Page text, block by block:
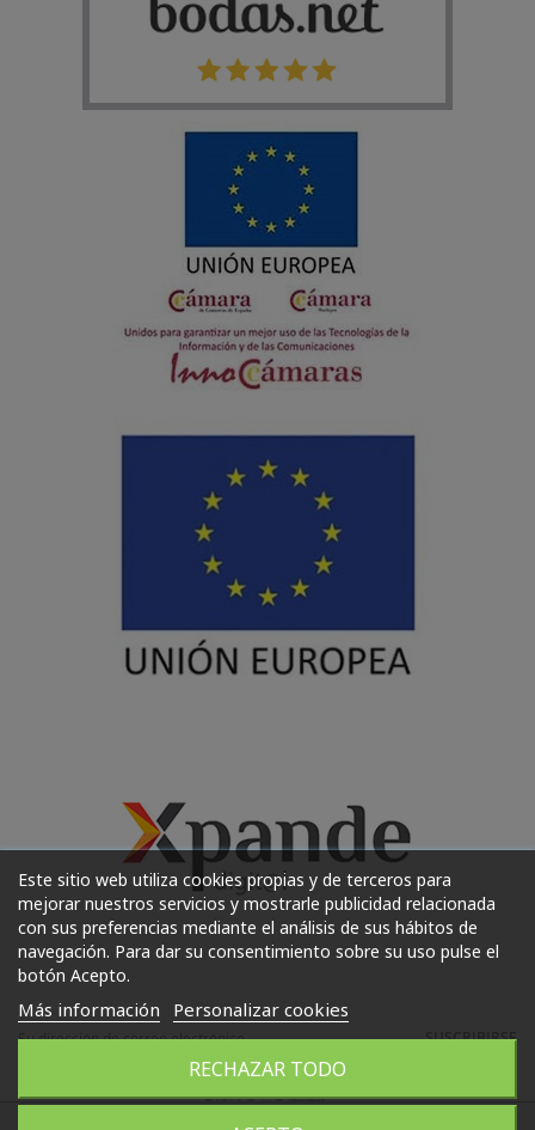
Este sitio web utiliza cookies propias y de terceros para
mejorar nuestros servicios y mostrarle publicidad relacionada
con sus preferencias mediante el análisis de sus hábitos de
navegación. Para dar su consentimiento sobre su uso pulse el
botón Acepto.
Más información Personalizar cookies
RECHAZAR TODO
SUSCRIBIRSE